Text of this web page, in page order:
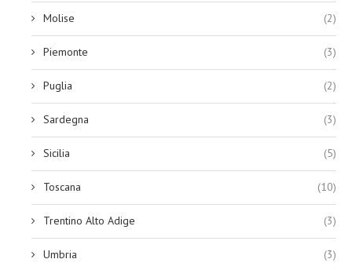
Molise (2)
Piemonte (3)
Puglia (2)
Sardegna (3)
Sicilia (5)
Toscana (10)
Trentino Alto Adige (3)
Umbria (3)